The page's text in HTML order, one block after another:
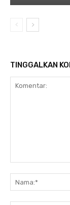
TINGGALKAN